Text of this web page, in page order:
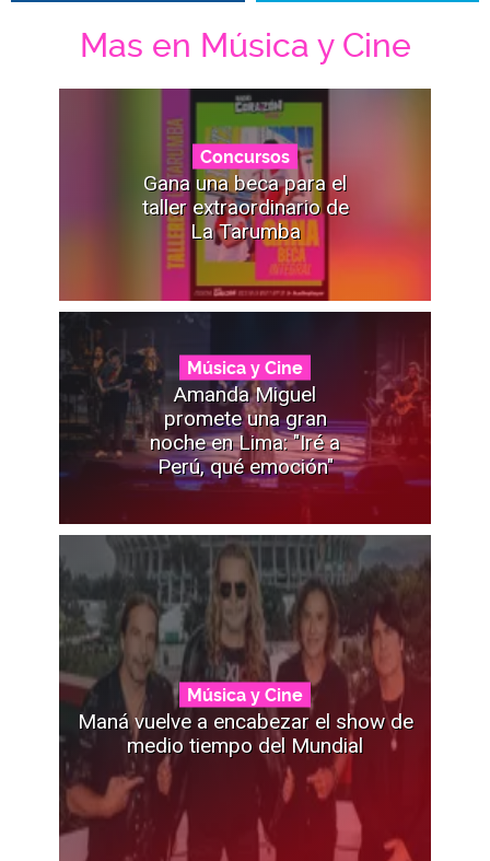
Mas en Música y Cine
Concursos
Gana una beca para el
taller extraordinario de
La Tarumba
Música y Cine
Amanda Miguel
promete una gran
noche en Lima: "Iré a
Perú, qué emoción"
Música y Cine
Maná vuelve a encabezar el show de
medio tiempo del Mundial